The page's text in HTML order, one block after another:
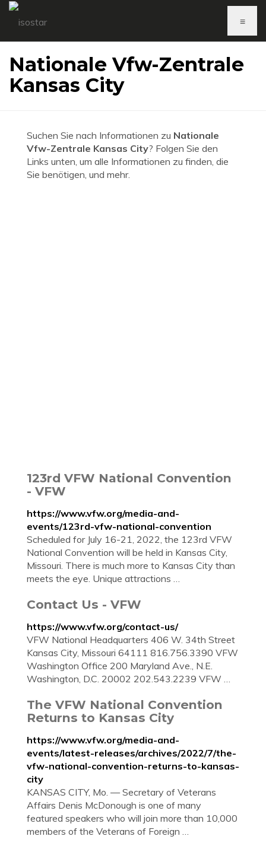
≡
Nationale Vfw-Zentrale
Kansas City
Suchen Sie nach Informationen zu Nationale
Vfw-Zentrale Kansas City? Folgen Sie den
Links unten, um alle Informationen zu finden, die
Sie benötigen, und mehr.
123rd VFW National Convention
- VFW
https://www.vfw.org/media-and-
events/123rd-vfw-national-convention
Scheduled for July 16-21, 2022, the 123rd VFW
National Convention will be held in Kansas City,
Missouri. There is much more to Kansas City than
meets the eye. Unique attractions …
Contact Us - VFW
https://www.vfw.org/contact-us/
VFW National Headquarters 406 W. 34th Street
Kansas City, Missouri 64111 816.756.3390 VFW
Washington Office 200 Maryland Ave., N.E.
Washington, D.C. 20002 202.543.2239 VFW …
The VFW National Convention
Returns to Kansas City
https://www.vfw.org/media-and-
events/latest-releases/archives/2022/7/the-
vfw-national-convention-returns-to-kansas-
city
KANSAS CITY, Mo. — Secretary of Veterans
Affairs Denis McDonough is one of many
featured speakers who will join more than 10,000
members of the Veterans of Foreign …